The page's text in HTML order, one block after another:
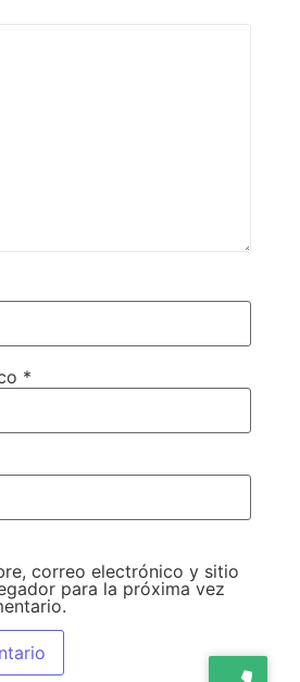
*
correo electrónico y sitio
para la próxima vez